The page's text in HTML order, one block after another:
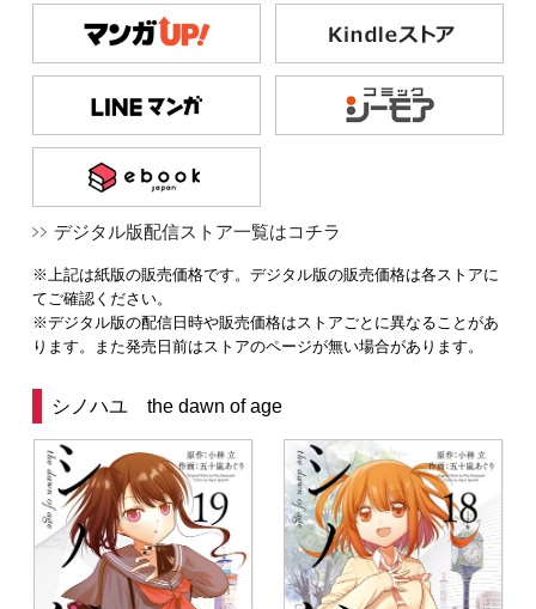
デジタル版配信ストア一覧はコチラ
※上記は紙版の販売価格です。デジタル版の販売価格は各ストアに
てご確認ください。
※デジタル版の配信日時や販売価格はストアごとに異なることがあ
ります。また発売日前はストアのページが無い場合があります。
シノハユ the dawn of age